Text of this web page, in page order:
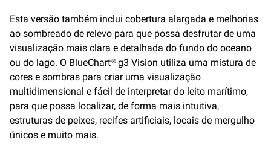
Esta versão também inclui cobertura alargada e melhorias
ao sombreado de relevo para que possa desfrutar de uma
visualização mais clara e detalhada do fundo do oceano
ou do lago. O BlueChart® g3 Vision utiliza uma mistura de
cores e sombras para criar uma visualização
multidimensional e fácil de interpretar do leito marítimo,
para que possa localizar, de forma mais intuitiva,
estruturas de peixes, recifes artificiais, locais de mergulho
únicos e muito mais.